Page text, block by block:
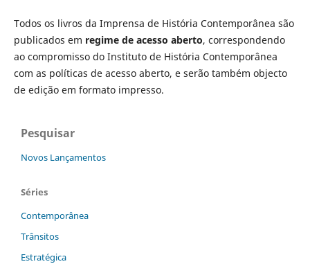
Todos os livros da Imprensa de História Contemporânea são
publicados em regime de acesso aberto, correspondendo
ao compromisso do Instituto de História Contemporânea
com as políticas de acesso aberto, e serão também objecto
de edição em formato impresso.
Pesquisar
Novos Lançamentos
Séries
Contemporânea
Trânsitos
Estratégica